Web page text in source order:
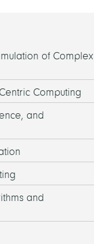
of Complex
Computing
and
and